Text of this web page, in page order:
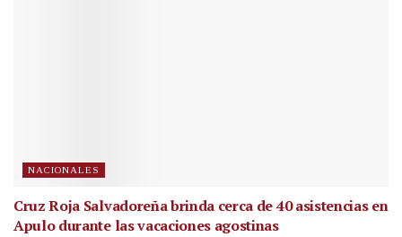
NACIONALES
Cruz Roja Salvadoreña brinda cerca de 40 asistencias en
Apulo durante las vacaciones agostinas